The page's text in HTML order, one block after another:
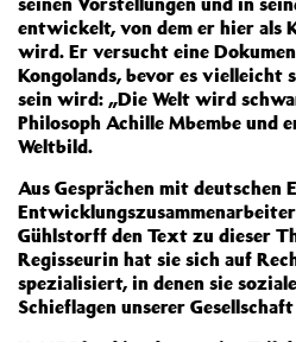
entwickelt, von dem er hier als
wird. Er versucht eine
Kongolands, bevor es vielleicht
sein wird: „Die Welt wird
Philosoph Achille Mbembe und
Weltbild.
Aus Gesprächen mit deutschen
Gühlstorff den Text zu dieser
Regisseurin hat sie sich auf
spezialisiert, in denen sie
Schieflagen unserer